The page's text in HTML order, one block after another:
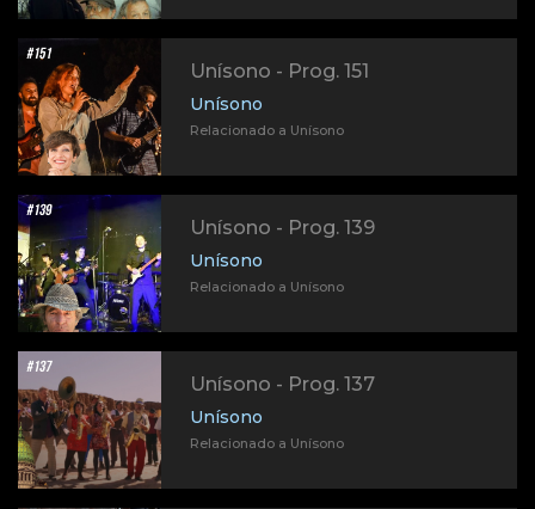
Unísono - Prog. 151
Unísono
Relacionado a Unísono
Unísono - Prog. 139
Unísono
Relacionado a Unísono
Unísono - Prog. 137
Unísono
Relacionado a Unísono